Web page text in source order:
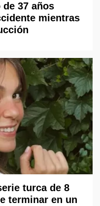
37 años
mientras
turca de 8
terminar en un